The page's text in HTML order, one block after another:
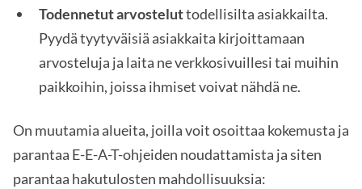
Todennetut arvosteluttodellisilta asiakkailta.
Pyydä tyytyväisiä asiakkaita kirjoittamaan
arvosteluja ja laita ne verkkosivuillesi tai muihin
paikkoihin, joissa ihmiset voivat nähdä ne.
On muutamia alueita, joilla voit osoittaa kokemusta ja
parantaa E-E-A-T-ohjeiden noudattamista ja siten
parantaa hakutulosten mahdollisuuksia: